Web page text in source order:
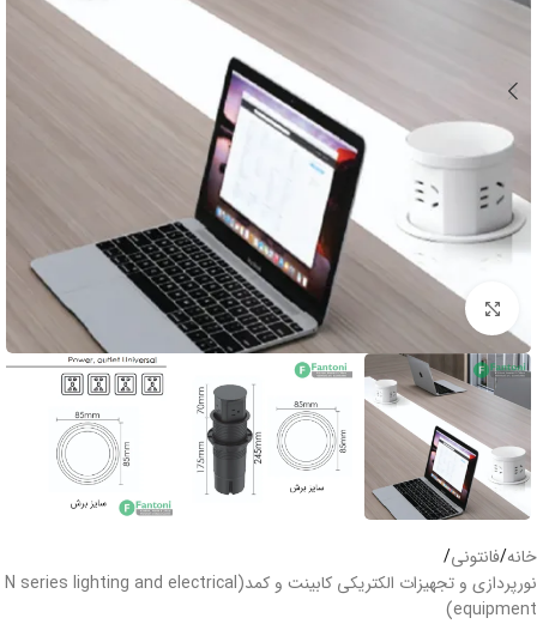
بزرگنمایی تصویر
خانه/فانتونی/
نورپردازی و تجهیزات الکتریکی کابینت و کمد(N series lighting and electrical
equipment)